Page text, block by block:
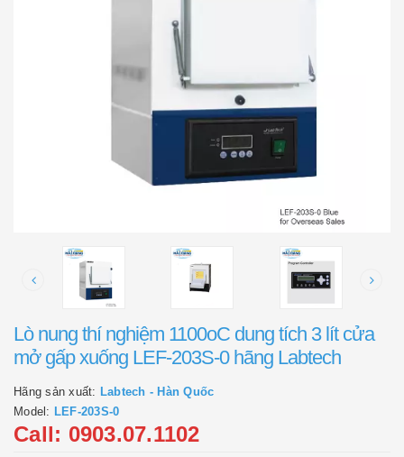
Lò nung thí nghiệm 1100oC dung tích 3 lít cửa
mở gấp xuống LEF-203S-0 hãng Labtech
Hãng sản xuất: Labtech - Hàn Quốc
Model: LEF-203S-0
Call: 0903.07.1102